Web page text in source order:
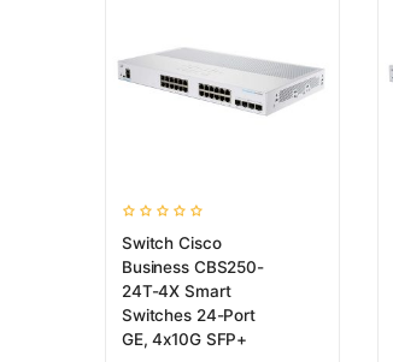
Switch Cisco
Business CBS250-
24T-4X Smart
Switches 24-Port
GE, 4x10G SFP+